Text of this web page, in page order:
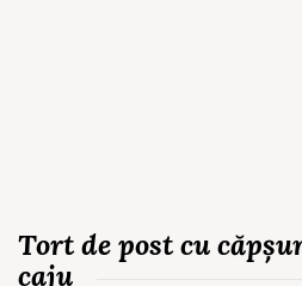
Tort de post cu
caju